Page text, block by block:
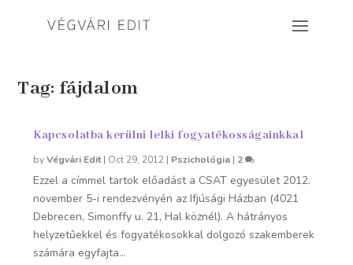
Tag: fájdalom
Kapcsolatba kerülni lelki fogyatékosságainkkal
byVégvári Edit| Oct 29, 2012 | Pszichológia | 2
Ezzel a címmel tartok előadást a CSAT egyesület 2012.
november 5-i rendezvényén az Ifjúsági Házban (4021
Debrecen, Simonffy u. 21, Hal köznél). A hátrányos
helyzetűekkel és fogyatékosokkal dolgozó szakemberek
számára egyfajta...